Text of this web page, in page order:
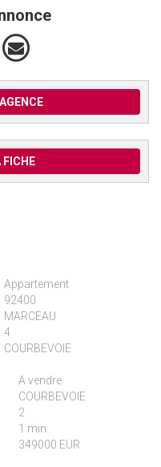
FICHE
Appartement
92400
MARCEAU
4
COURBEVOIE
A vendre
COURBEVOIE
2
1 min
349000 EUR